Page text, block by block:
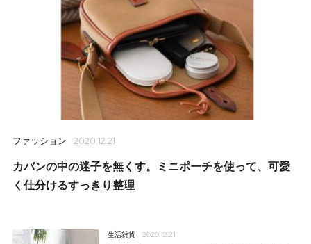
ファッション 2020.12.21
カバンの中の迷子を無くす。ミニポーチを使って、可愛
く仕分けるすっきり整理
生活雑貨 2020.12.21